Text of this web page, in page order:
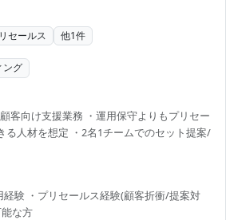
セールス 他1件
ング
客向け支援業務 ・運用保守よりもプリセー
る人材を想定 ・2名1チームでのセット提案/
経験 ・プリセールス経験(顧客折衝/提案対
な方